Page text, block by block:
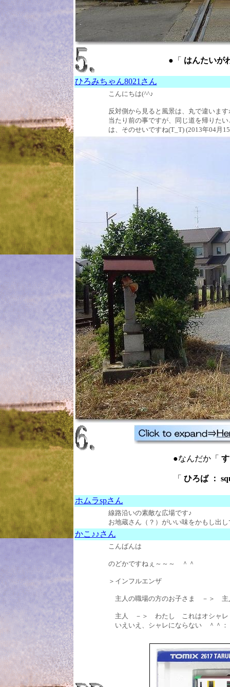
●「 はんたいが
ひろみちゃん8021さん
こんにちは(^^♪
反対側から見ると風景は、丸で違います
当たり前の事ですが、同じ道を帰りた
は、そのせいですね(T_T) (2013年04月
●なんだか「
「 ひろば ：
ホムラspさん
線路沿いの素敵な広場です♪
お地蔵さん（？）がいい味をかもし出
かこ♪♪さん
こんばんは
のどかですねぇ～～～ ＾＾
＞インフルエンザ
主人の職場の方のお子さま －＞
主人 －＞ わたし これはオシャ
いえいえ、シャレにならない ＾＾：